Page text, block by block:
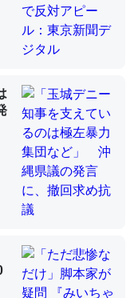
昆虫はなぜ海にいな
足してて両方に不
って面白い。海に
カルシウムを使わ
違うのか？
昆虫はなぜ海にいな